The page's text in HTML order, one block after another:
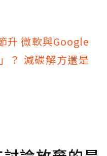
升 微軟與Google
？ 減碳解方還是